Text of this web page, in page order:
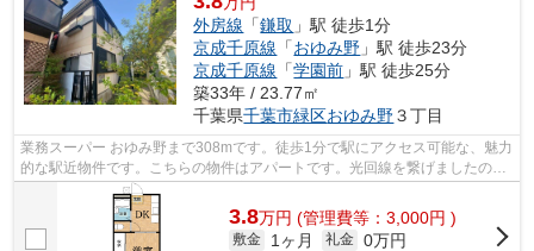
外房線 「鎌取 」駅 徒歩1分
京成千原線 「おゆみ野 」駅 徒歩23分
京成千原線 「学園前 」駅 徒歩25分
築33年 / 23.77㎡
千葉県千葉市緑区おゆみ野３丁目
業務スーパー おゆみ野まで308mです。徒歩1分で駅にアクセス可能な、魅力
的な駅近物件です。こちらの物件はアパートです。光回線を繋げましたので
パソコン作業がスムーズです。外房線...
3.8万円 (管理費等：3,000円 )
敷金 1ヶ月 礼金 0万円